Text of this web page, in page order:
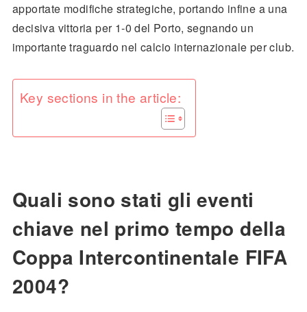
apportate modifiche strategiche, portando infine a una
decisiva vittoria per 1-0 del Porto, segnando un
importante traguardo nel calcio internazionale per club.
Key sections in the article:
Quali sono stati gli eventi
chiave nel primo tempo della
Coppa Intercontinentale FIFA
2004?